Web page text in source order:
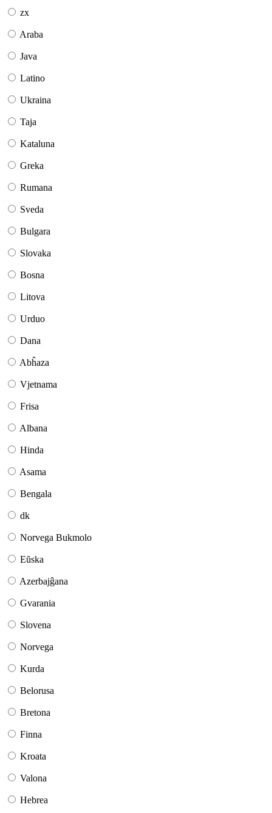
zx
Araba
Java
Latino
Ukraina
Taja
Kataluna
Greka
Rumana
Sveda
Bulgara
Slovaka
Bosna
Litova
Urduo
Dana
Abĥaza
Vjetnama
Frisa
Albana
Hinda
Asama
Bengala
dk
Norvega Bukmolo
Eŭska
Azerbajĝana
Gvarania
Slovena
Norvega
Kurda
Belorusa
Bretona
Finna
Kroata
Valona
Hebrea